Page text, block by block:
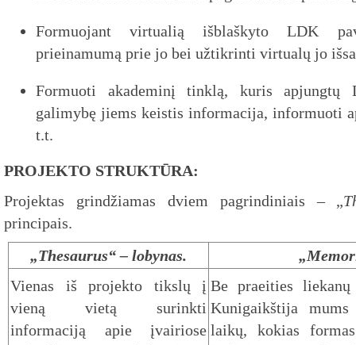
Formuojant virtualią išblaškyto LDK
prieinamumą prie jo bei užtikrinti virtualų jo
Formuoti akademinį tinklą, kuris apjungtų
galimybę jiems keistis informacija, informuoti
t.t.
PROJEKTO STRUKTŪRA:
Projektas grindžiamas dviem pagrindiniais – „
principais.
„Thesaurus“ – lobynas.
Vienas iš projekto tikslų į
vieną vietą surinkti
informaciją apie įvairiose
Be praeities
Kunigaikštija
laikų, kokias